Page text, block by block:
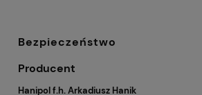
Bezpieczeństwo
Producent
Hanipol f.h. Arkadiusz Hanik